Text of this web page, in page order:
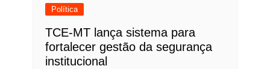
Política
TCE-MT lança sistema para
fortalecer gestão da segurança
institucional